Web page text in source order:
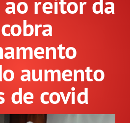
aumento
de covid